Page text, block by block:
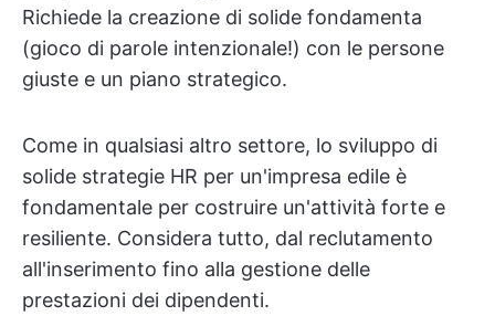
Richiede la creazione di solide fondamenta
(gioco di parole intenzionale!) con le persone
giuste e un piano strategico.
Come in qualsiasi altro settore, lo sviluppo di
solide strategie HR per un'impresa edile è
fondamentale per costruire un'attività forte e
resiliente. Considera tutto, dal reclutamento
all'inserimento fino alla gestione delle
prestazioni dei dipendenti.